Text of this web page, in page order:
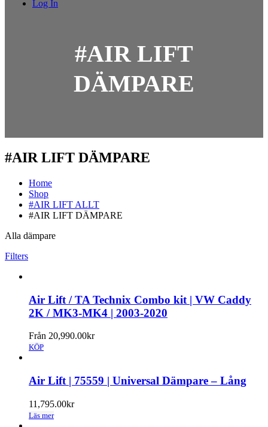
Log In
#AIR LIFT
DÄMPARE
#AIR LIFT DÄMPARE
Home
Shop
#AIR LIFT ALLT
#AIR LIFT DÄMPARE
Alla dämpare
Filters
Air Lift / TA Technix Combo kit | VW Caddy
2K / MK3-MK4 | 2003-2020
Från 20,990.00kr
KÖP
Air Lift | 75559 | Universal Dämpare – Lång
11,795.00kr
Läs mer